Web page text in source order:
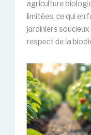
agriculture
limitées, ce qui en
jardiniers soucieux
respect de la